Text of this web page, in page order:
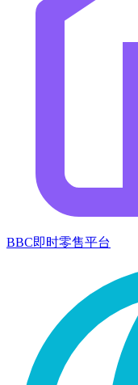
BBC即时零售平台